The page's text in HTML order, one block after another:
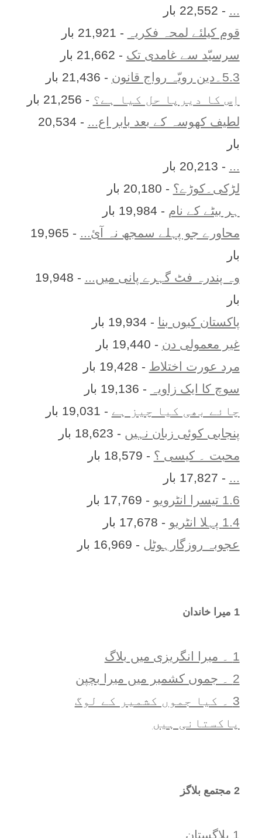
... - 22,552 بار
قوم کیلئے لمحہ فکریہ
- 21,921 بار
سرسیّد سے غامدی تک - 21,662 بار
5.3۔دین رویّہ رواج قانون
- 21,436 بار
اِس کا ديرپا حل کيا ہے؟ - 21,256 بار
لطیف کھوسہ کے بعد بابر اع...
- 20,534
بار
... - 20,213 بار
لڑکی۔کوڑے؟ - 20,180 بار
ہر بيٹے کے نام - 19,984 بار
محاورے جو پہلے سمجھ نہ آئ...
- 19,965
بار
وہ پندرہ فٹ گہرے پانی میں...
- 19,948
بار
پاکستان کیوں بنا - 19,934 بار
غیر معمولی دن - 19,440 بار
مرد عورت اختلاط - 19,428 بار
سوچ کا ایک زاویہ
- 19,136 بار
چائے بھی کیا چیز ہے - 19,031 بار
پنجابی کوئی زبان نہیں - 18,623 بار
محبت ۔ کیسی ؟ - 18,579 بار
... - 17,827 بار
1.6 تیسرا انٹرویو
- 17,769 بار
1.4 پہلا انٹریو
- 17,678 بار
عجوبہ روزگارہوٹل - 16,969 بار
1 ميرا خاندان
1 ۔ ميرا انگريزی ميں بلاگ
2 ۔ جموں کشمیر میں میرا بچپن
3 ۔ کیا جموں کشمیر کے لوگ
پاکستانی ہیں
2 مجتمع بلاگز
1 بلاگستان